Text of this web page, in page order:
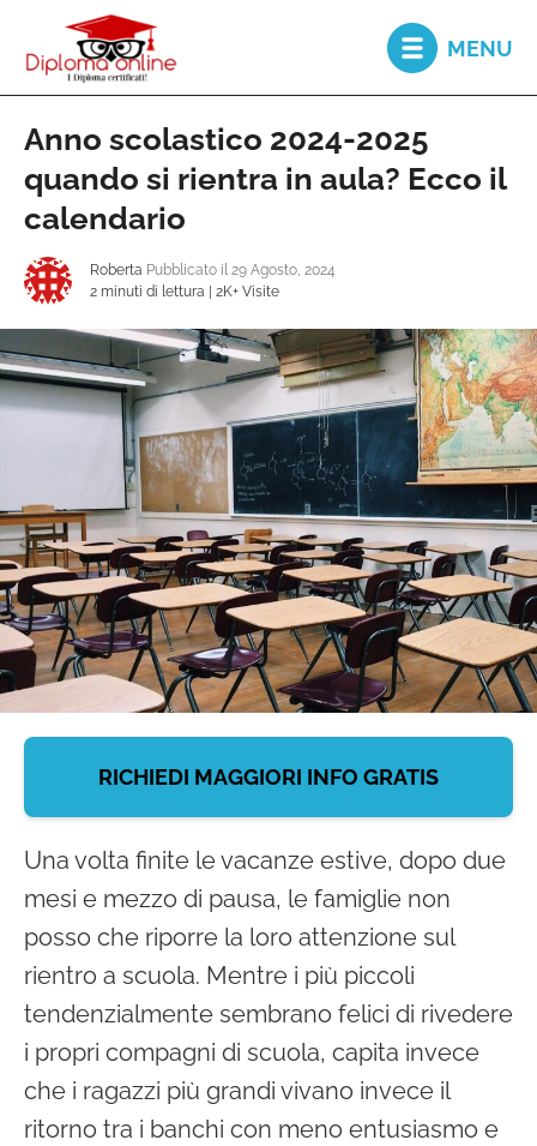
Diploma
online
diploma
Recupero
Anni
Recupero
debiti
formativi
In
evidenza
MENU
Anno scolastico 2024-2025
quando si rientra in aula? Ecco il
calendario
Roberta Pubblicato il 29 Agosto, 2024
2 minuti di lettura
2K+ Visite
RICHIEDI MAGGIORI INFO GRATIS
Una volta finite le vacanze estive, dopo due
mesi e mezzo di pausa, le famiglie non
posso che riporre la loro attenzione sul
rientro a scuola. Mentre i più piccoli
tendenzialmente sembrano felici di rivedere
i propri compagni di scuola, capita invece
che i ragazzi più grandi vivano invece il
ritorno tra i banchi con meno entusiasmo e